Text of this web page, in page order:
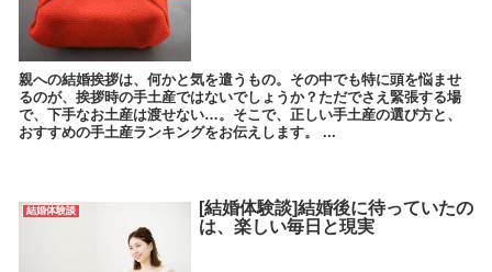
親への結婚挨拶は、何かと気を遣うもの。その中でも特に頭を悩ませ
るのが、挨拶時の手土産ではないでしょうか？ただでさえ緊張する場
で、下手なお土産は渡せない…。そこで、正しい手土産の選び方と、
おすすめの手土産ランキングをお伝えします。 ...
結婚体験談
[結婚体験談]結婚後に待っていたの
は、楽しい毎日と現実